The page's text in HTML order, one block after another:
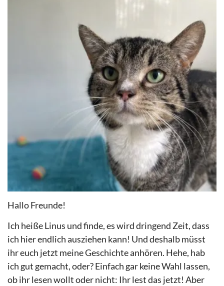
Hallo Freunde!
Ich heiße Linus und finde, es wird dringend Zeit, dass
ich hier endlich ausziehen kann! Und deshalb müsst
ihr euch jetzt meine Geschichte anhören. Hehe, hab
ich gut gemacht, oder? Einfach gar keine Wahl lassen,
ob ihr lesen wollt oder nicht: Ihr lest das jetzt! Aber